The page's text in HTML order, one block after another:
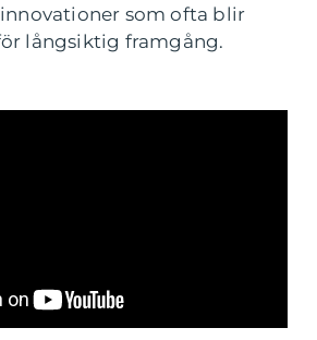
som ofta blir
långsiktig framgång.